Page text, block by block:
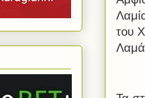
του